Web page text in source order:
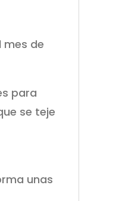
mes de
para
se teje
unas